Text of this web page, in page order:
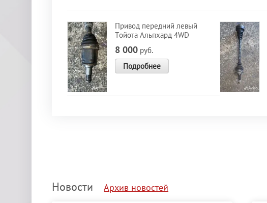
Привод передний левый
Тойота Альпхард 4WD
8 000 руб.
Подробнее
Новости Архив новостей